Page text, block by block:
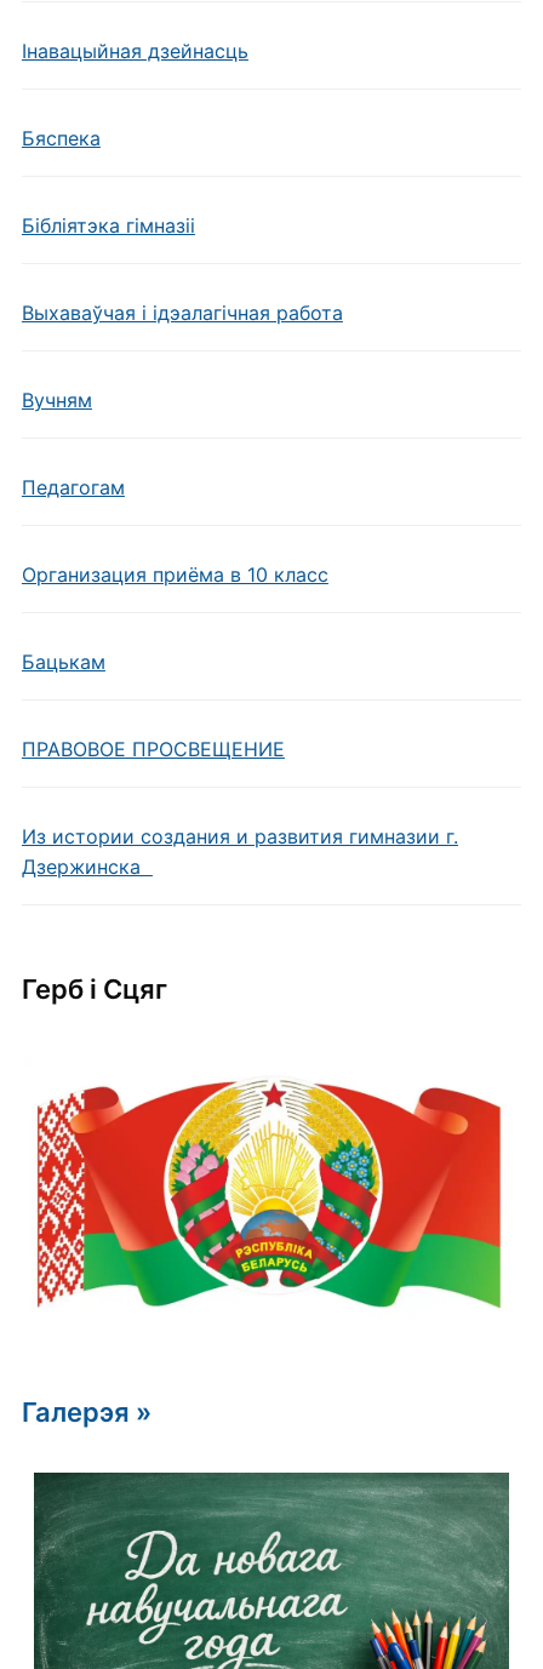
Інавацыйная дзейнасць
Бяспека
Бібліятэка гімназіі
Выхаваўчая і ідэалагічная работа
Вучням
Педагогам
Организация приёма в 10 класс
Бацькам
ПРАВОВОЕ ПРОСВЕЩЕНИЕ
Из истории создания и развития гимназии г.
Дзержинска
Герб i Сцяг
Галерэя »